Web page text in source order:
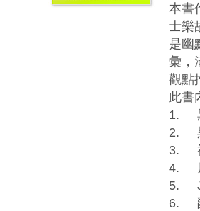
本書
士樂
是幽
彙，
觀點
此書
1.
2.
3.
4.
5.
6.